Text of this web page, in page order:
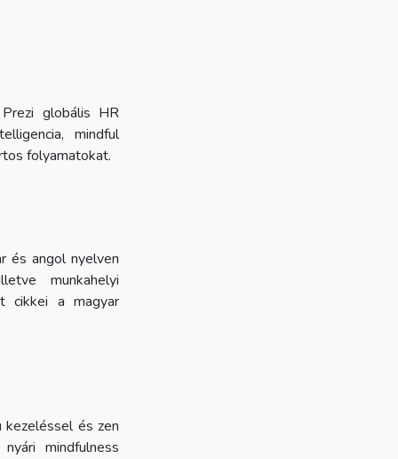
globális HR
mindful
folyamatokat.
és angol nyelven
munkahelyi
cikkei a magyar
kezeléssel és zen
mindfulness